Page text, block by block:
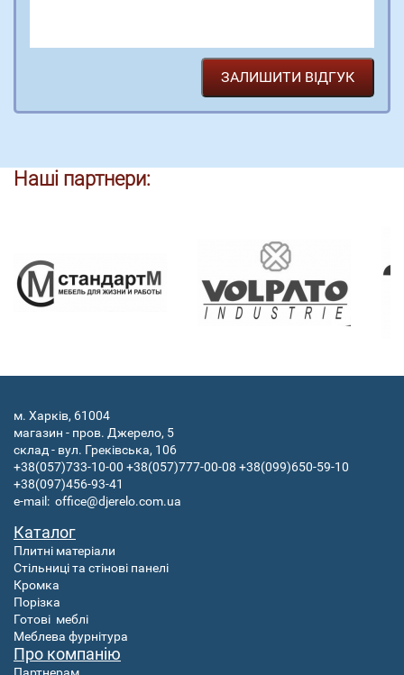
Наші партнери:
м. Харків, 61004
магазин - пров. Джерело, 5
склад - вул. Греківська, 106
+38(057)733-10-00 +38(057)777-00-08 +38(099)650-59-10
+38(097)456-93-41
e-mail: office@djerelo.com.ua
Каталог
Плитні матеріали
Стільниці та стінові панелі
Кромка
Порізка
Готові меблі
Меблева фурнітура
Про компанію